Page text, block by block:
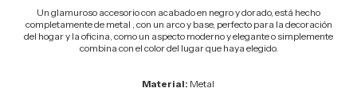
Un glamuroso accesorio con acabado en negro y dorado, está hecho
completamente de metal , con un arco y base, perfecto para la decoración
del hogar y la oficina, como un aspecto moderno y elegante o simplemente
combina con el color del lugar que haya elegido.
Material: Metal